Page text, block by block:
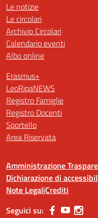
Le notizie
Le circolari
Archivio Circolari
Calendario eventi
Albo online
Erasmus+
LeoRipaNEWS
Registro Famiglie
Registro Docenti
Sportello
Area Riservata
Amministrazione
Dichiarazione di
Note LegaliCrediti
Seguici su: